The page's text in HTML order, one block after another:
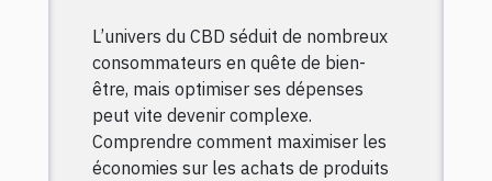
L’univers du CBD séduit de nombreux
consommateurs en quête de bien-
être, mais optimiser ses dépenses
peut vite devenir complexe.
Comprendre comment maximiser les
économies sur les achats de produits